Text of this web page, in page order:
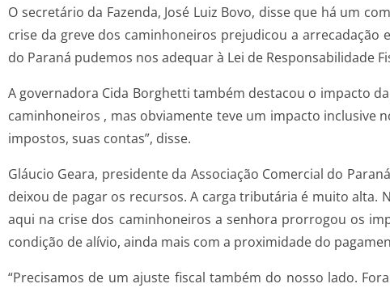
O secretário da Fazenda, José Luiz Bovo, disse que há um
crise da greve dos caminhoneiros prejudicou a arrecadação
do Paraná pudemos nos adequar à Lei de Responsabilidade
A governadora Cida Borghetti também destacou o impacto
caminhoneiros , mas obviamente teve um impacto inclusive
impostos, suas contas”, disse.
Gláucio Geara, presidente da Associação Comercial do
deixou de pagar os recursos. A carga tributária é muito alta.
aqui na crise dos caminhoneiros a senhora prorrogou os
condição de alívio, ainda mais com a proximidade do
“Precisamos de um ajuste fiscal também do nosso lado.